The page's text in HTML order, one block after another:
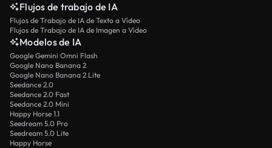
Flujos de trabajo de IA
Flujos de Trabajo de IA de Texto a Vídeo
Flujos de Trabajo de IA de Imagen a Vídeo
Modelos de IA
Google Gemini Omni Flash
Google Nano Banana 2
Google Nano Banana 2 Lite
Seedance 2.0
Seedance 2.0 Fast
Seedance 2.0 Mini
Happy Horse 1.1
Seedream 5.0 Pro
Seedream 5.0 Lite
Happy Horse